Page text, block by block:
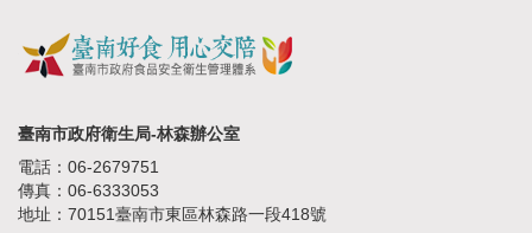
臺南市政府衛生局-林森辦公室
電話：06-2679751
傳真：06-6333053
地址：70151臺南市東區林森路一段418號